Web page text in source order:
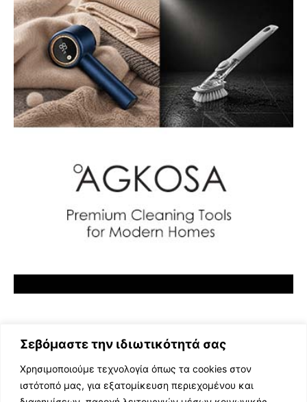
Σεβόμαστε την ιδιωτικότητά σας
Χρησιμοποιούμε τεχνολογία όπως τα cookies στον
ιστότοπό μας, για εξατομίκευση περιεχομένου και